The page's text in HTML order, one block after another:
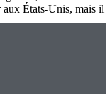
États-Unis, mais il